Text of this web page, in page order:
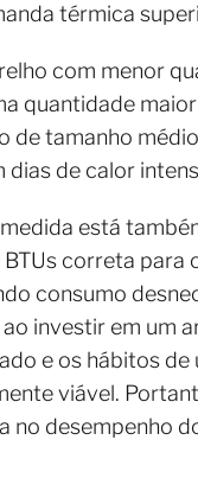
térmica
com menor
quantidade
de tamanho
dias de calor
está
correta
consumo
investir em um
e os hábitos
viável.
no desempenho